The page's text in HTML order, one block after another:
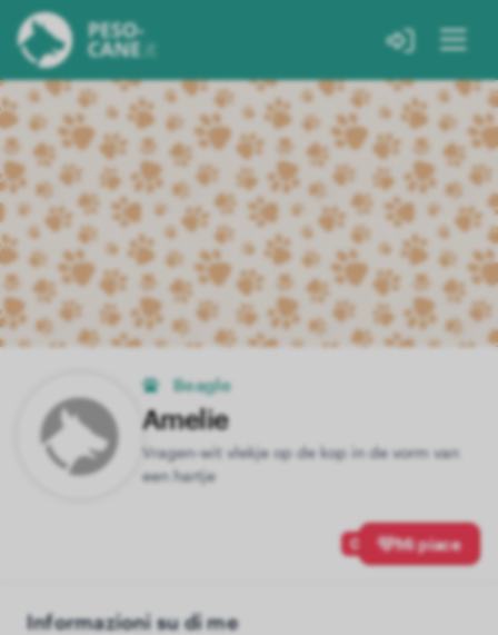
Beagle
Amelie
Vragen-wit vlekje op de kop in de vorm van
een hartje
0 Mi piace
Informazioni su di me